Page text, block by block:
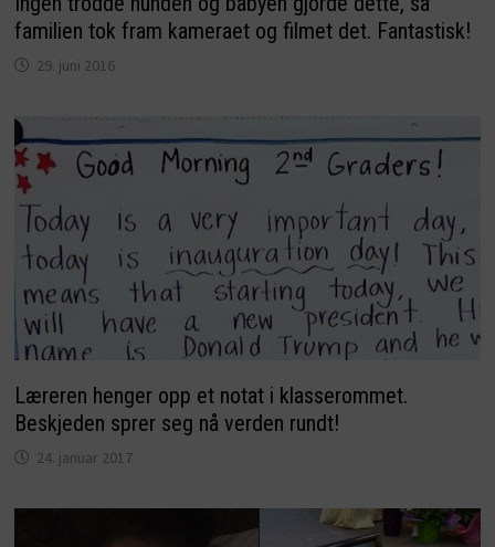
familien tok fram kameraet og filmet det. Fantastisk!
29. juni 2016
Læreren henger opp et notat i klasserommet.
Beskjeden sprer seg nå verden rundt!
24. januar 2017